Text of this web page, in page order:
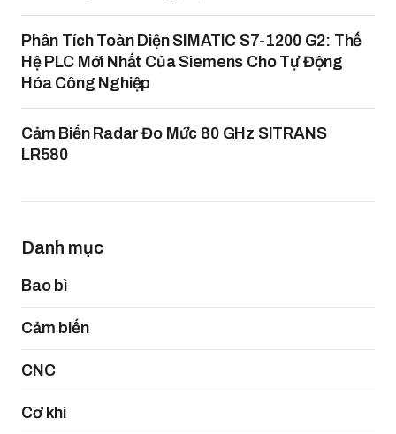
Phân Tích Toàn Diện SIMATIC S7-1200 G2: Thế
Hệ PLC Mới Nhất Của Siemens Cho Tự Động
Hóa Công Nghiệp
Cảm Biến Radar Đo Mức 80 GHz SITRANS
LR580
Danh mục
Bao bì
Cảm biến
CNC
Cơ khí